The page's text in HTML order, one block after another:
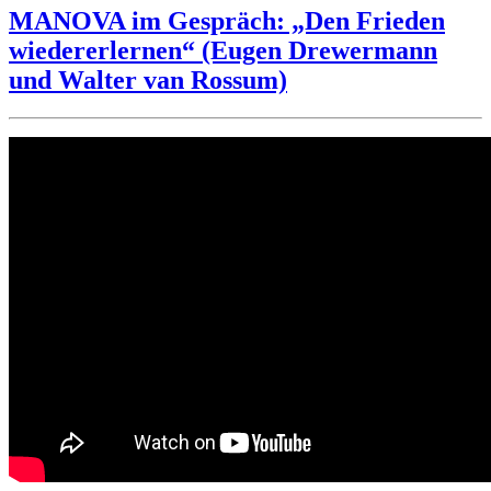
Corona
—
jetzt
Bakterien“
MANOVA im Gespräch: „Den Frieden
wiedererlernen“ (Eugen Drewermann
und Walter van Rossum)